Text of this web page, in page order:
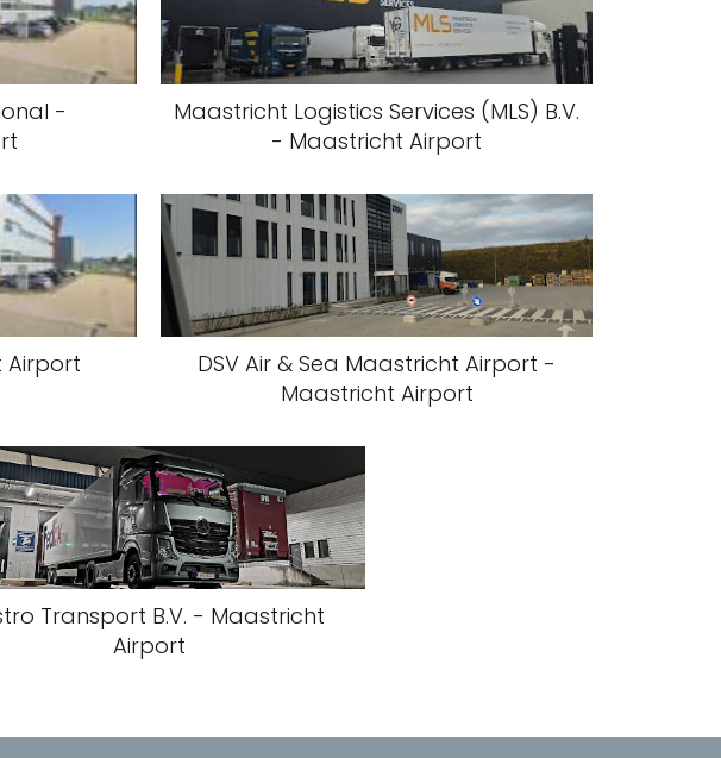
-
Maastricht Logistics Services (MLS) B.V.
- Maastricht Airport
Airport
DSV Air & Sea Maastricht Airport -
Maastricht Airport
Transport B.V. - Maastricht
Airport